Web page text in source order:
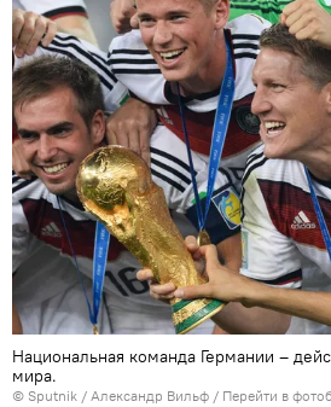
Национальная команда Германии –
мира.
© Sputnik / Александр Вильф / Перейти в